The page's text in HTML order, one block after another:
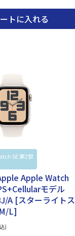
5シリーズUltraバンド種類
49mm通信方式GPS+Cellular素
トに入れる
SE 第2世
Apple Watch
モデル
A [スターライトス
L]
)